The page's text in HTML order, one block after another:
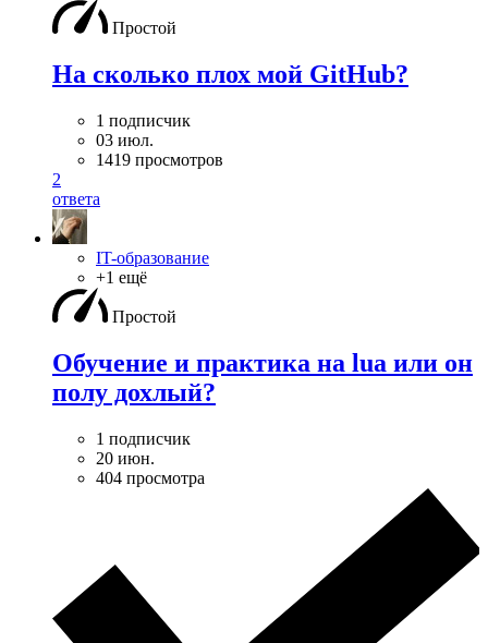
Простой
На сколько плох мой GitHub?
1 подписчик
03 июл.
1419 просмотров
2
ответа
IT-образование
+1 ещё
Простой
Обучение и практика на lua или он
полу дохлый?
1 подписчик
20 июн.
404 просмотра